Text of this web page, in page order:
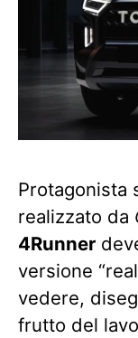
Protagonista
realizzato da
4Runner
versione
vedere,
frutto del